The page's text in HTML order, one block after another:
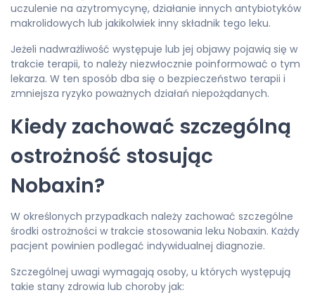
uczulenie na azytromycynę, działanie innych antybiotyków
makrolidowych lub jakikolwiek inny składnik tego leku.
Jeżeli nadwrażliwość występuje lub jej objawy pojawią się w
trakcie terapii, to należy niezwłocznie poinformować o tym
lekarza. W ten sposób dba się o bezpieczeństwo terapii i
zmniejsza ryzyko poważnych działań niepożądanych.
Kiedy zachować szczególną
ostrożność stosując
Nobaxin?
W określonych przypadkach należy zachować szczególne
środki ostrożności w trakcie stosowania leku Nobaxin. Każdy
pacjent powinien podlegać indywidualnej diagnozie.
Szczególnej uwagi wymagają osoby, u których występują
takie stany zdrowia lub choroby jak: